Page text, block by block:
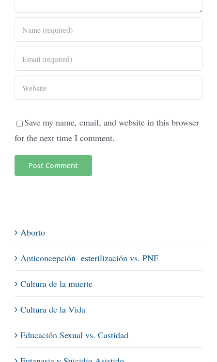
Save my name, email, and website in this browser
for the next time I comment.
Aborto
Anticoncepción- esterilización vs. PNF
Cultura de la muerte
Cultura de la Vida
Educación Sexual vs. Castidad